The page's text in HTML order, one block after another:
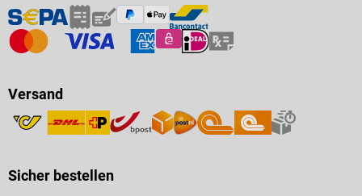
Versand
Sicher bestellen